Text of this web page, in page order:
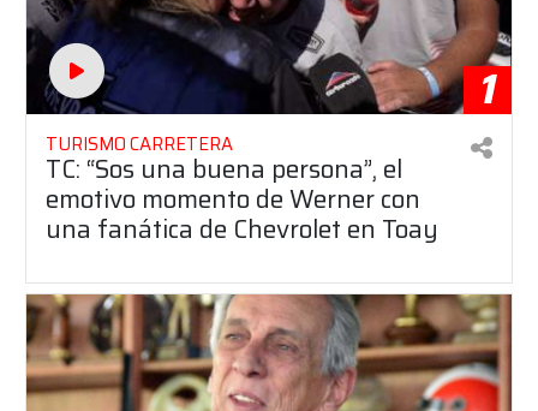
1
TURISMO CARRETERA
TC: “Sos una buena persona”, el
emotivo momento de Werner con
una fanática de Chevrolet en Toay